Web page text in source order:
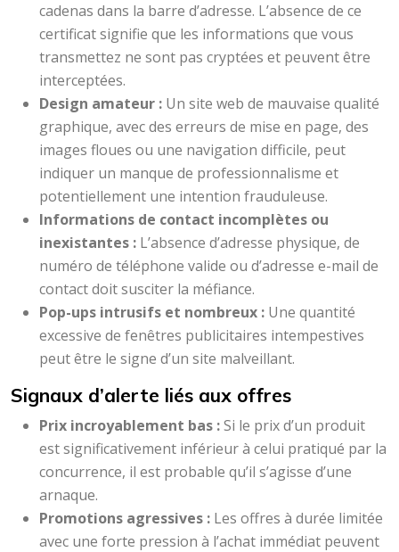
cadenas dans la barre d’adresse. L’absence de ce
certificat signifie que les informations que vous
transmettez ne sont pas cryptées et peuvent être
interceptées.
Design amateur : Un site web de mauvaise qualité
graphique, avec des erreurs de mise en page, des
images floues ou une navigation difficile, peut
indiquer un manque de professionnalisme et
potentiellement une intention frauduleuse.
Informations de contact incomplètes ou
inexistantes : L’absence d’adresse physique, de
numéro de téléphone valide ou d’adresse e-mail de
contact doit susciter la méfiance.
Pop-ups intrusifs et nombreux : Une quantité
excessive de fenêtres publicitaires intempestives
peut être le signe d’un site malveillant.
Signaux d’alerte liés aux offres
Prix incroyablement bas :Si le prix d’un produit
est significativement inférieur à celui pratiqué par la
concurrence, il est probable qu’il s’agisse d’une
arnaque.
Promotions agressives : Les offres à durée limitée
avec une forte pression à l’achat immédiat peuvent